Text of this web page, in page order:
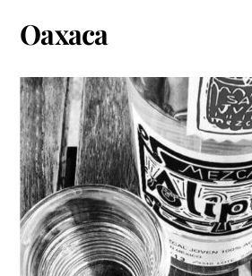
Oaxaca